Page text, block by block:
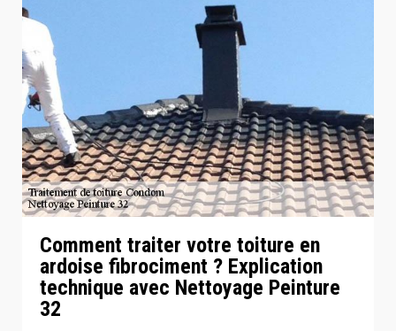
Comment traiter votre toiture en
ardoise fibrociment ? Explication
technique avec Nettoyage Peinture
32